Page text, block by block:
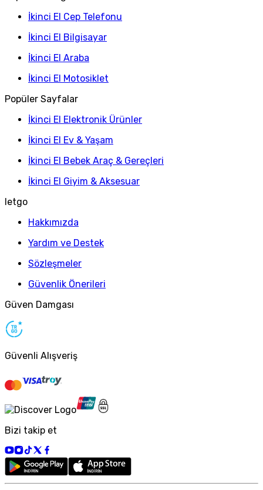
İkinci El Cep Telefonu
İkinci El Bilgisayar
İkinci El Araba
İkinci El Motosiklet
Popüler Sayfalar
İkinci El Elektronik Ürünler
İkinci El Ev & Yaşam
İkinci El Bebek Araç & Gereçleri
İkinci El Giyim & Aksesuar
letgo
Hakkımızda
Yardım ve Destek
Sözleşmeler
Güvenlik Önerileri
Güven Damgası
Güvenli Alışveriş
Bizi takip et